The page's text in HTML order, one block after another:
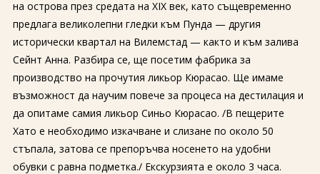
на острова през средата на XIX век, като същевременно
предлага великолепни гледки към Пунда — другия
исторически квартал на Вилемстад — както и към залива
Сейнт Анна. Разбира се, ще посетим фабрика за
производство на прочутия ликьор Кюрасао. Ще имаме
възможност да научим повече за процеса на дестилация и
да опитаме самия ликьор Синьо Кюрасао. /В пещерите
Хато е необходимо изкачване и слизане по около 50
стъпала, затова се препоръчва носенето на удобни
обувки с равна подметка./ Екскурзията е около 3 часа.